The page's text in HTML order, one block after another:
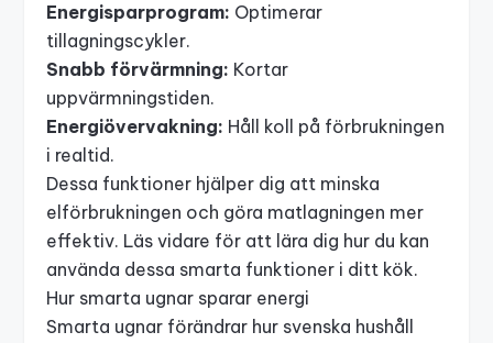
Energisparprogram: Optimerar
tillagningscykler.
Snabb förvärmning: Kortar
uppvärmningstiden.
Energiövervakning: Håll koll på förbrukningen
i realtid.
Dessa funktioner hjälper dig att minska
elförbrukningen och göra matlagningen mer
effektiv. Läs vidare för att lära dig hur du kan
använda dessa smarta funktioner i ditt kök.
Hur smarta ugnar sparar energi
Smarta ugnar förändrar hur svenska hushåll